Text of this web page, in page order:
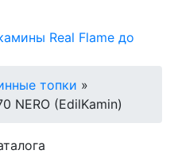
Real Flame до
топки »
NERO (EdilKamin)